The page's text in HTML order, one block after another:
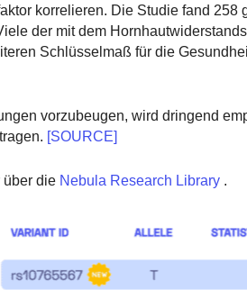
korrelieren. Die Studie fand 258
der mit dem
Schlüsselmaß für die
vorzubeugen, wird dringend
[SOURCE]
über die Nebula Research Library .